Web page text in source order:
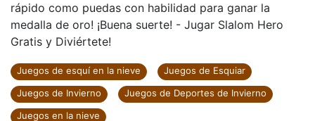
rápido como puedas con habilidad para ganar la
medalla de oro! ¡Buena suerte! - Jugar Slalom Hero
Gratis y Diviértete!
Juegos de esquí en la nieve
Juegos de Esquiar
Juegos de Invierno
Juegos de Deportes de Invierno
Juegos en la nieve